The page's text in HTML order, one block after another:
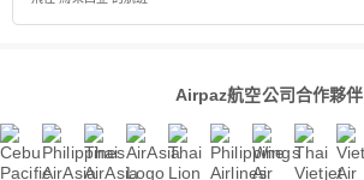
Airpaz航空公司合作夥伴